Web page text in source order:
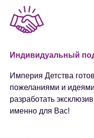
Индивидуальный
Империя Детства
пожеланиями и
разработать
именно для Вас!